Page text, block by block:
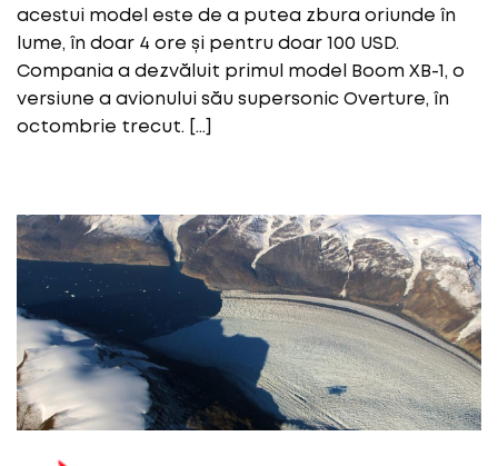
acestui model este de a putea zbura oriunde în
lume, în doar 4 ore și pentru doar 100 USD.
Compania a dezvăluit primul model Boom XB-1, o
versiune a avionului său supersonic Overture, în
octombrie trecut. […]